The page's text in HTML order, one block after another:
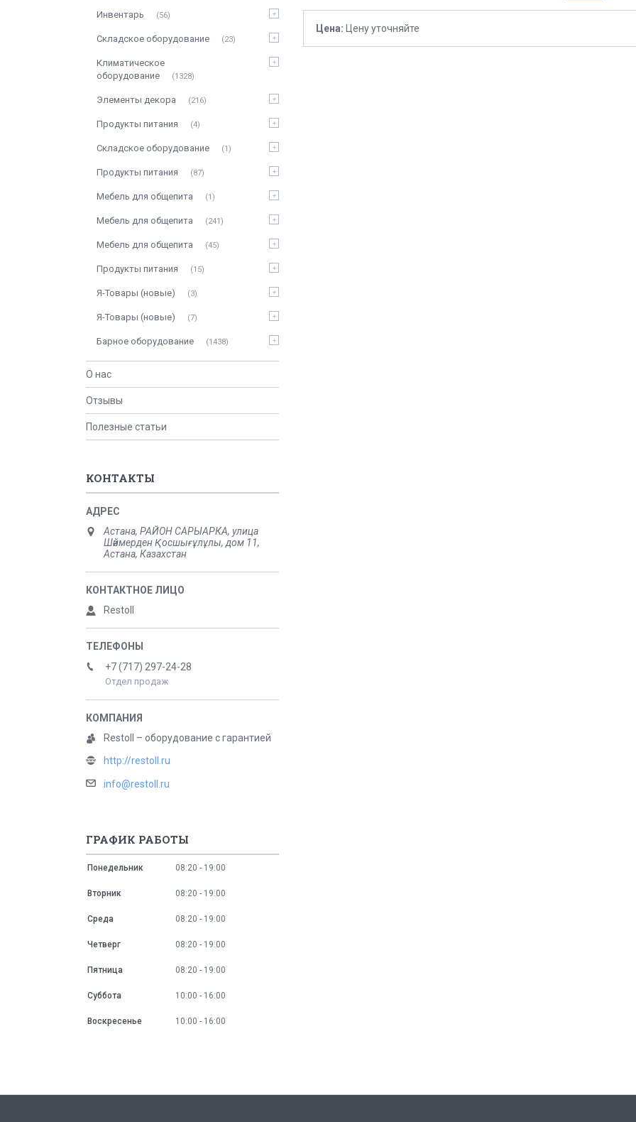
Цена: Цену уточняйте
Инвентарь 56
Складское оборудование 23
Климатическое
оборудование
1328
Элементы декора 216
Продукты питания 4
Складское оборудование 1
Продукты питания 87
Мебель для общепита 1
Мебель для общепита 241
Мебель для общепита 45
Продукты питания 15
Я-Товары (новые) 3
Я-Товары (новые) 7
Барное оборудование 1438
О нас
Отзывы
Полезные статьи
КОНТАКТЫ
Астана, РАЙОН САРЫАРКА, улица
Шәймерден Қосшығұлұлы, дом 11,
Астана, Казахстан
Restoll
+7 (717) 297-24-28
Отдел продаж
Restoll – оборудование с гарантией
http://restoll.ru
info@restoll.ru
ГРАФИК РАБОТЫ
Понедельник 08:20 19:00
Вторник 08:20 19:00
Среда 08:20 19:00
Четверг 08:20 19:00
Пятница 08:20 19:00
Суббота 10:00 16:00
Воскресенье 10:00 16:00